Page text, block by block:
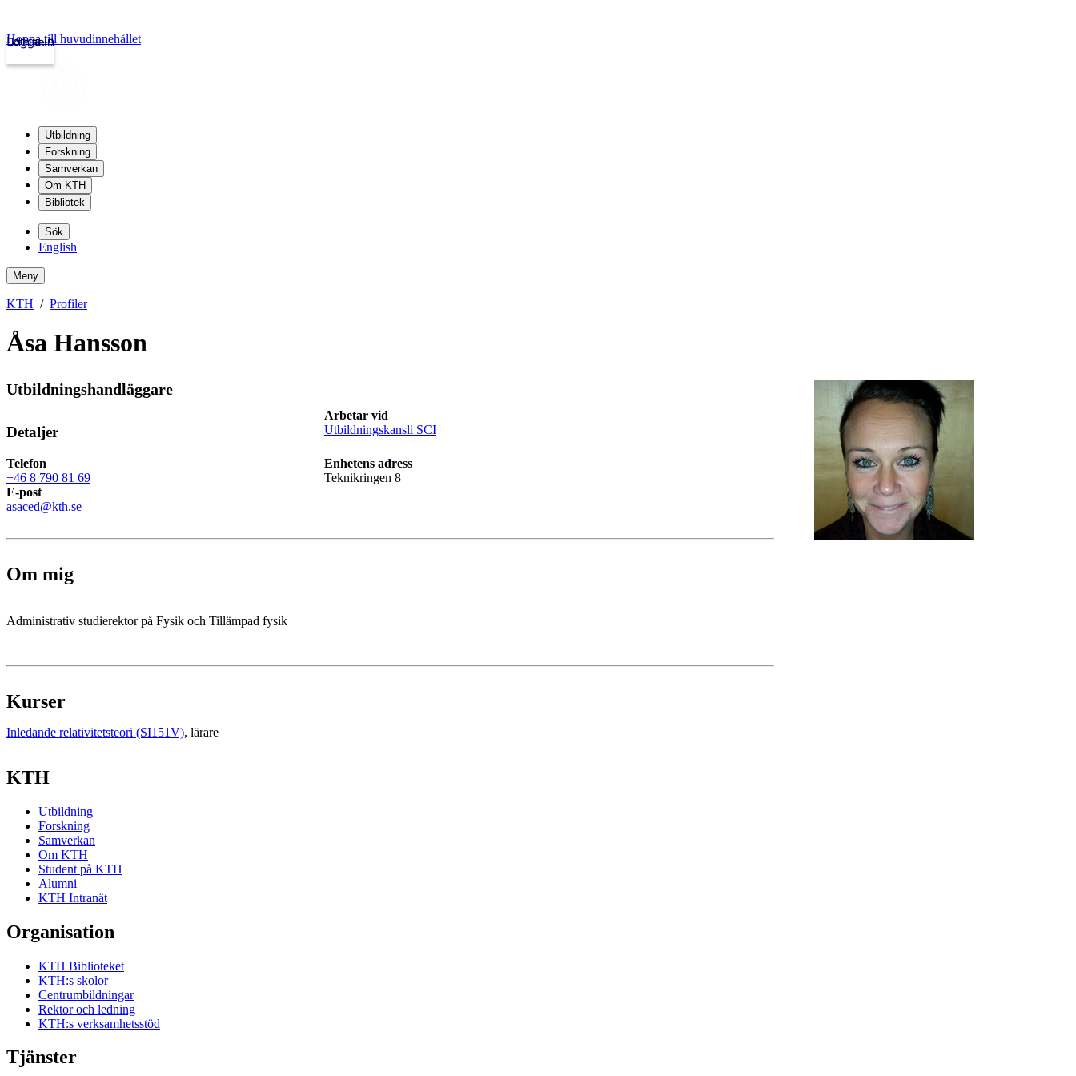
kth.se
Logga in
Hoppa till huvudinnehållet
Utbildning
Forskning
Samverkan
Om KTH
Bibliotek
Sök
English
Meny
KTH Profiler
Åsa Hansson
Utbildningshandläggare
Detaljer
Arbetar vid
Utbildningskansli SCI
Telefon
+46 8 790 81 69
Enhetens adress
Teknikringen 8
E-post
asaced@kth.se
Om mig
Administrativ studierektor på Fysik och Tillämpad fysik
Kurser
Inledande relativitetsteori (SI151V), lärare
KTH
Utbildning
Forskning
Samverkan
Om KTH
Student på KTH
Alumni
KTH Intranät
Organisation
KTH Biblioteket
KTH:s skolor
Centrumbildningar
Rektor och ledning
KTH:s verksamhetsstöd
Tjänster